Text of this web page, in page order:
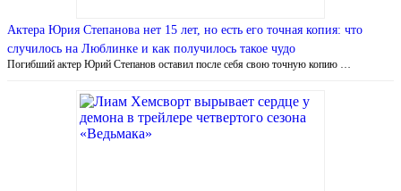
Актера Юрия Степанова нет 15 лет, но есть его точная копия: что
случилось на Люблинке и как получилось такое чудо
Погибший актер Юрий Степанов оставил после себя свою точную копию …